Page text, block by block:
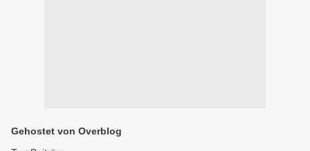
Gehostet von Overblog